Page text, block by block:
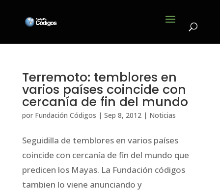
Terremoto: temblores en
varios países coincide con
cercanía de fin del mundo
por Fundación Códigos | Sep 8, 2012| Noticias
Seguidilla de temblores en varios países
coincide con cercanía de fin del mundo que
predicen los Mayas. La Fundación códigos
tambien lo viene anunciando y